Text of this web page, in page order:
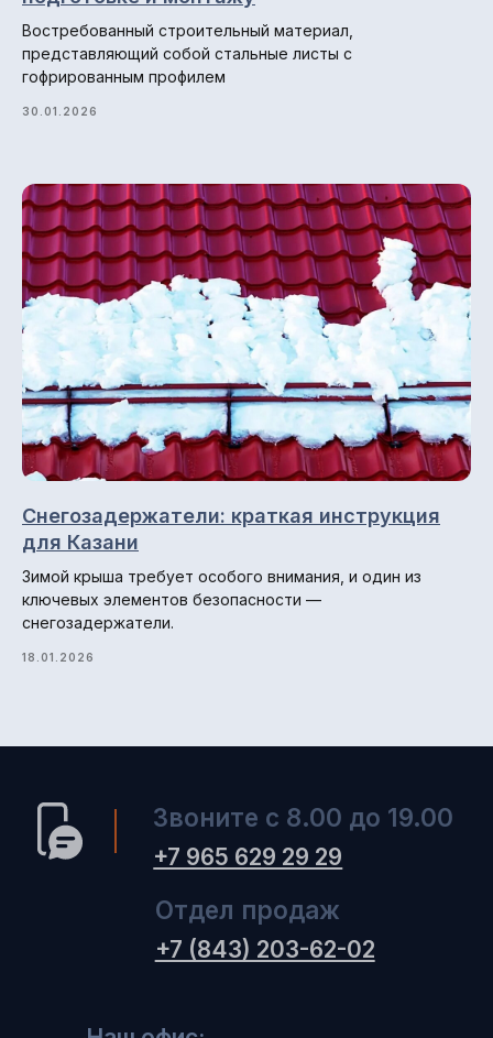
Востребованный строительный материал,
представляющий собой стальные листы с
гофрированным профилем
30.01.2026
Снегозадержатели: краткая инструкция
для Казани
Зимой крыша требует особого внимания, и один из
ключевых элементов безопасности —
снегозадержатели.
18.01.2026